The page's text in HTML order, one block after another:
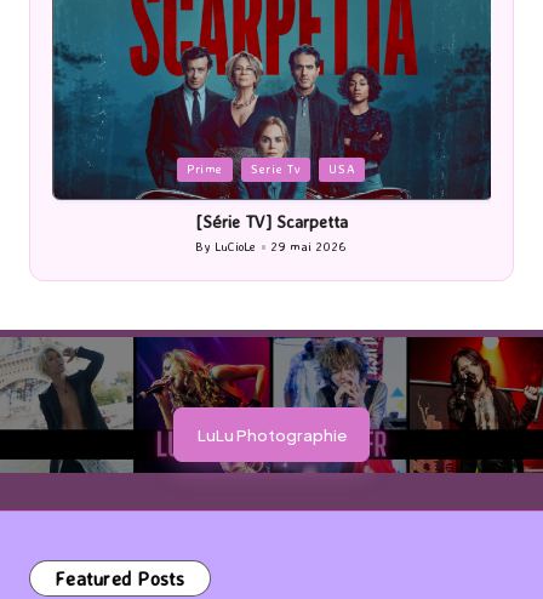
Posted
Cinéma
[Cinéma] Les Rayons et des ombres
Posted
by
ByLuCioLe 27 mai 2026
LuLu Photographie
Featured Posts